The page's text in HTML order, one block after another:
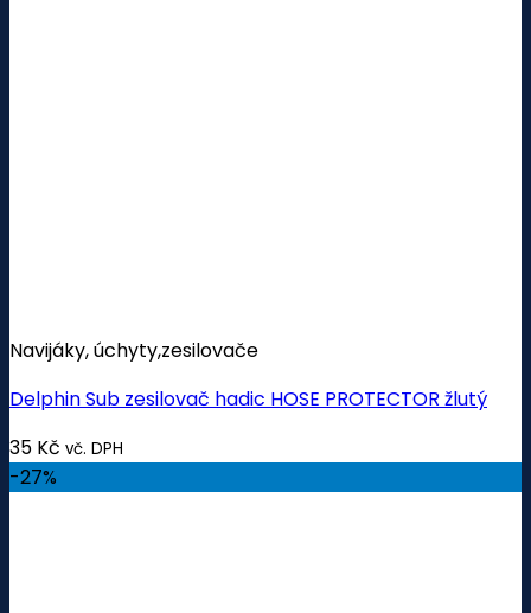
Navijáky, úchyty,zesilovače
Delphin Sub zesilovač hadic HOSE PROTECTOR žlutý
35 Kč vč. DPH
-27%